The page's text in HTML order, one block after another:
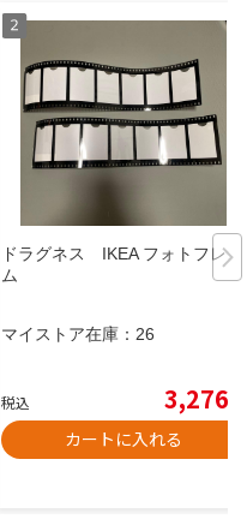
ドラグネス IKEA フォトフレー
ム
マイストア在庫： 26
税込 3,276
カートに入れる